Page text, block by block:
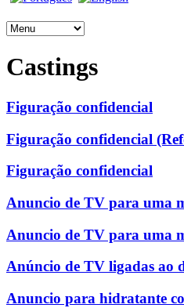
Castings
Figuração confidencial
Figuração confidencial
Figuração confidencial
Anuncio de TV para uma
Anuncio de TV para uma
Anúncio de TV ligadas ao
Anuncio para hidratante